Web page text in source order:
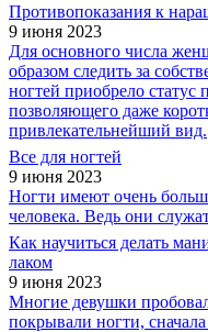
Противопоказания к
9 июня 2023
Для основного числа
образом следить за
ногтей приобрело статус
позволяющего даже
привлекательнейший вид.
Все для ногтей
9 июня 2023
Ногти имеют очень
человека. Ведь они
Как научиться делать
лаком
9 июня 2023
Многие девушки
покрывали ногти,